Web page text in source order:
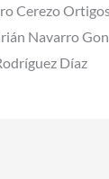
Cerezo
Navarro
Díaz